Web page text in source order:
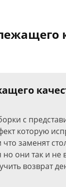
с
которую
заменят
они так и не
возврат